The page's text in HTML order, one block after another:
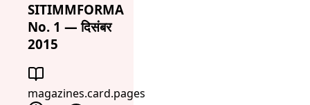
SITIMMFORMA
No. 1 — दिसंबर
2015
magazines.card.pages